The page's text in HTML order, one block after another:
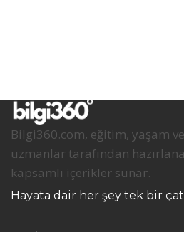
Bilgi360.com, eğitim, yaşam
uzmanlar tarafından
kapsamlı içerikler sunar.
Hayata dair her şey tek bir